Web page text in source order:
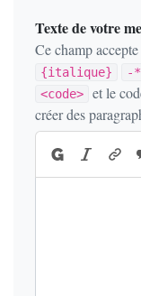
Texte de votre
Ce champ
{italique}
-
<code>
et le
créer des